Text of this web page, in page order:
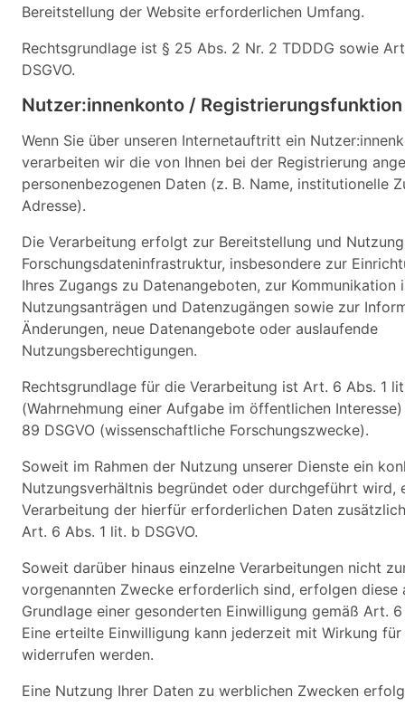
Bereitstellung der Website erforderlichen Umfang.
Rechtsgrundlage ist § 25 Abs. 2 Nr. 2 TDDDG sowie
DSGVO.
Nutzer:innenkonto / Registrierungsfunktion
Wenn Sie über unseren Internetauftritt ein
verarbeiten wir die von Ihnen bei der Registrierung
personenbezogenen Daten (z. B. Name, institutionelle
Adresse).
Die Verarbeitung erfolgt zur Bereitstellung und
Forschungsdateninfrastruktur, insbesondere zur
Ihres Zugangs zu Datenangeboten, zur Kommunikation
Nutzungsanträgen und Datenzugängen sowie zur
Änderungen, neue Datenangebote oder auslaufende
Nutzungsberechtigungen.
Rechtsgrundlage für die Verarbeitung ist Art. 6 Abs. 1
(Wahrnehmung einer Aufgabe im öffentlichen
89 DSGVO (wissenschaftliche Forschungszwecke).
Soweit im Rahmen der Nutzung unserer Dienste ein
Nutzungsverhältnis begründet oder durchgeführt wird,
Verarbeitung der hierfür erforderlichen Daten
Art. 6 Abs. 1 lit. b DSGVO.
Soweit darüber hinaus einzelne Verarbeitungen nicht
vorgenannten Zwecke erforderlich sind, erfolgen diese
Grundlage einer gesonderten Einwilligung gemäß Art. 6
Eine erteilte Einwilligung kann jederzeit mit Wirkung
widerrufen werden.
Eine Nutzung Ihrer Daten zu werblichen Zwecken